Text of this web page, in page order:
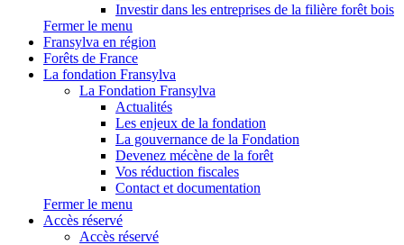
Investir dans les entreprises de la filière forêt bois
Fermer le menu
Fransylva en région
Forêts de France
La fondation Fransylva
La Fondation Fransylva
Actualités
Les enjeux de la fondation
La gouvernance de la Fondation
Devenez mécène de la forêt
Vos réduction fiscales
Contact et documentation
Fermer le menu
Accès réservé
Accès réservé